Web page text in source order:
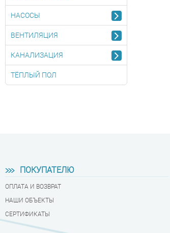
НАСОСЫ
ВЕНТИЛЯЦИЯ
КАНАЛИЗАЦИЯ
ТЁПЛЫЙ ПОЛ
ПОКУПАТЕЛЮ
ОПЛАТА И ВОЗВРАТ
НАШИ ОБЪЕКТЫ
СЕРТИФИКАТЫ